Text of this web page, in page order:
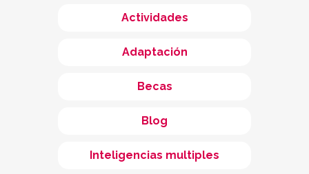
Actividades
Adaptación
Becas
Blog
Inteligencias multiples